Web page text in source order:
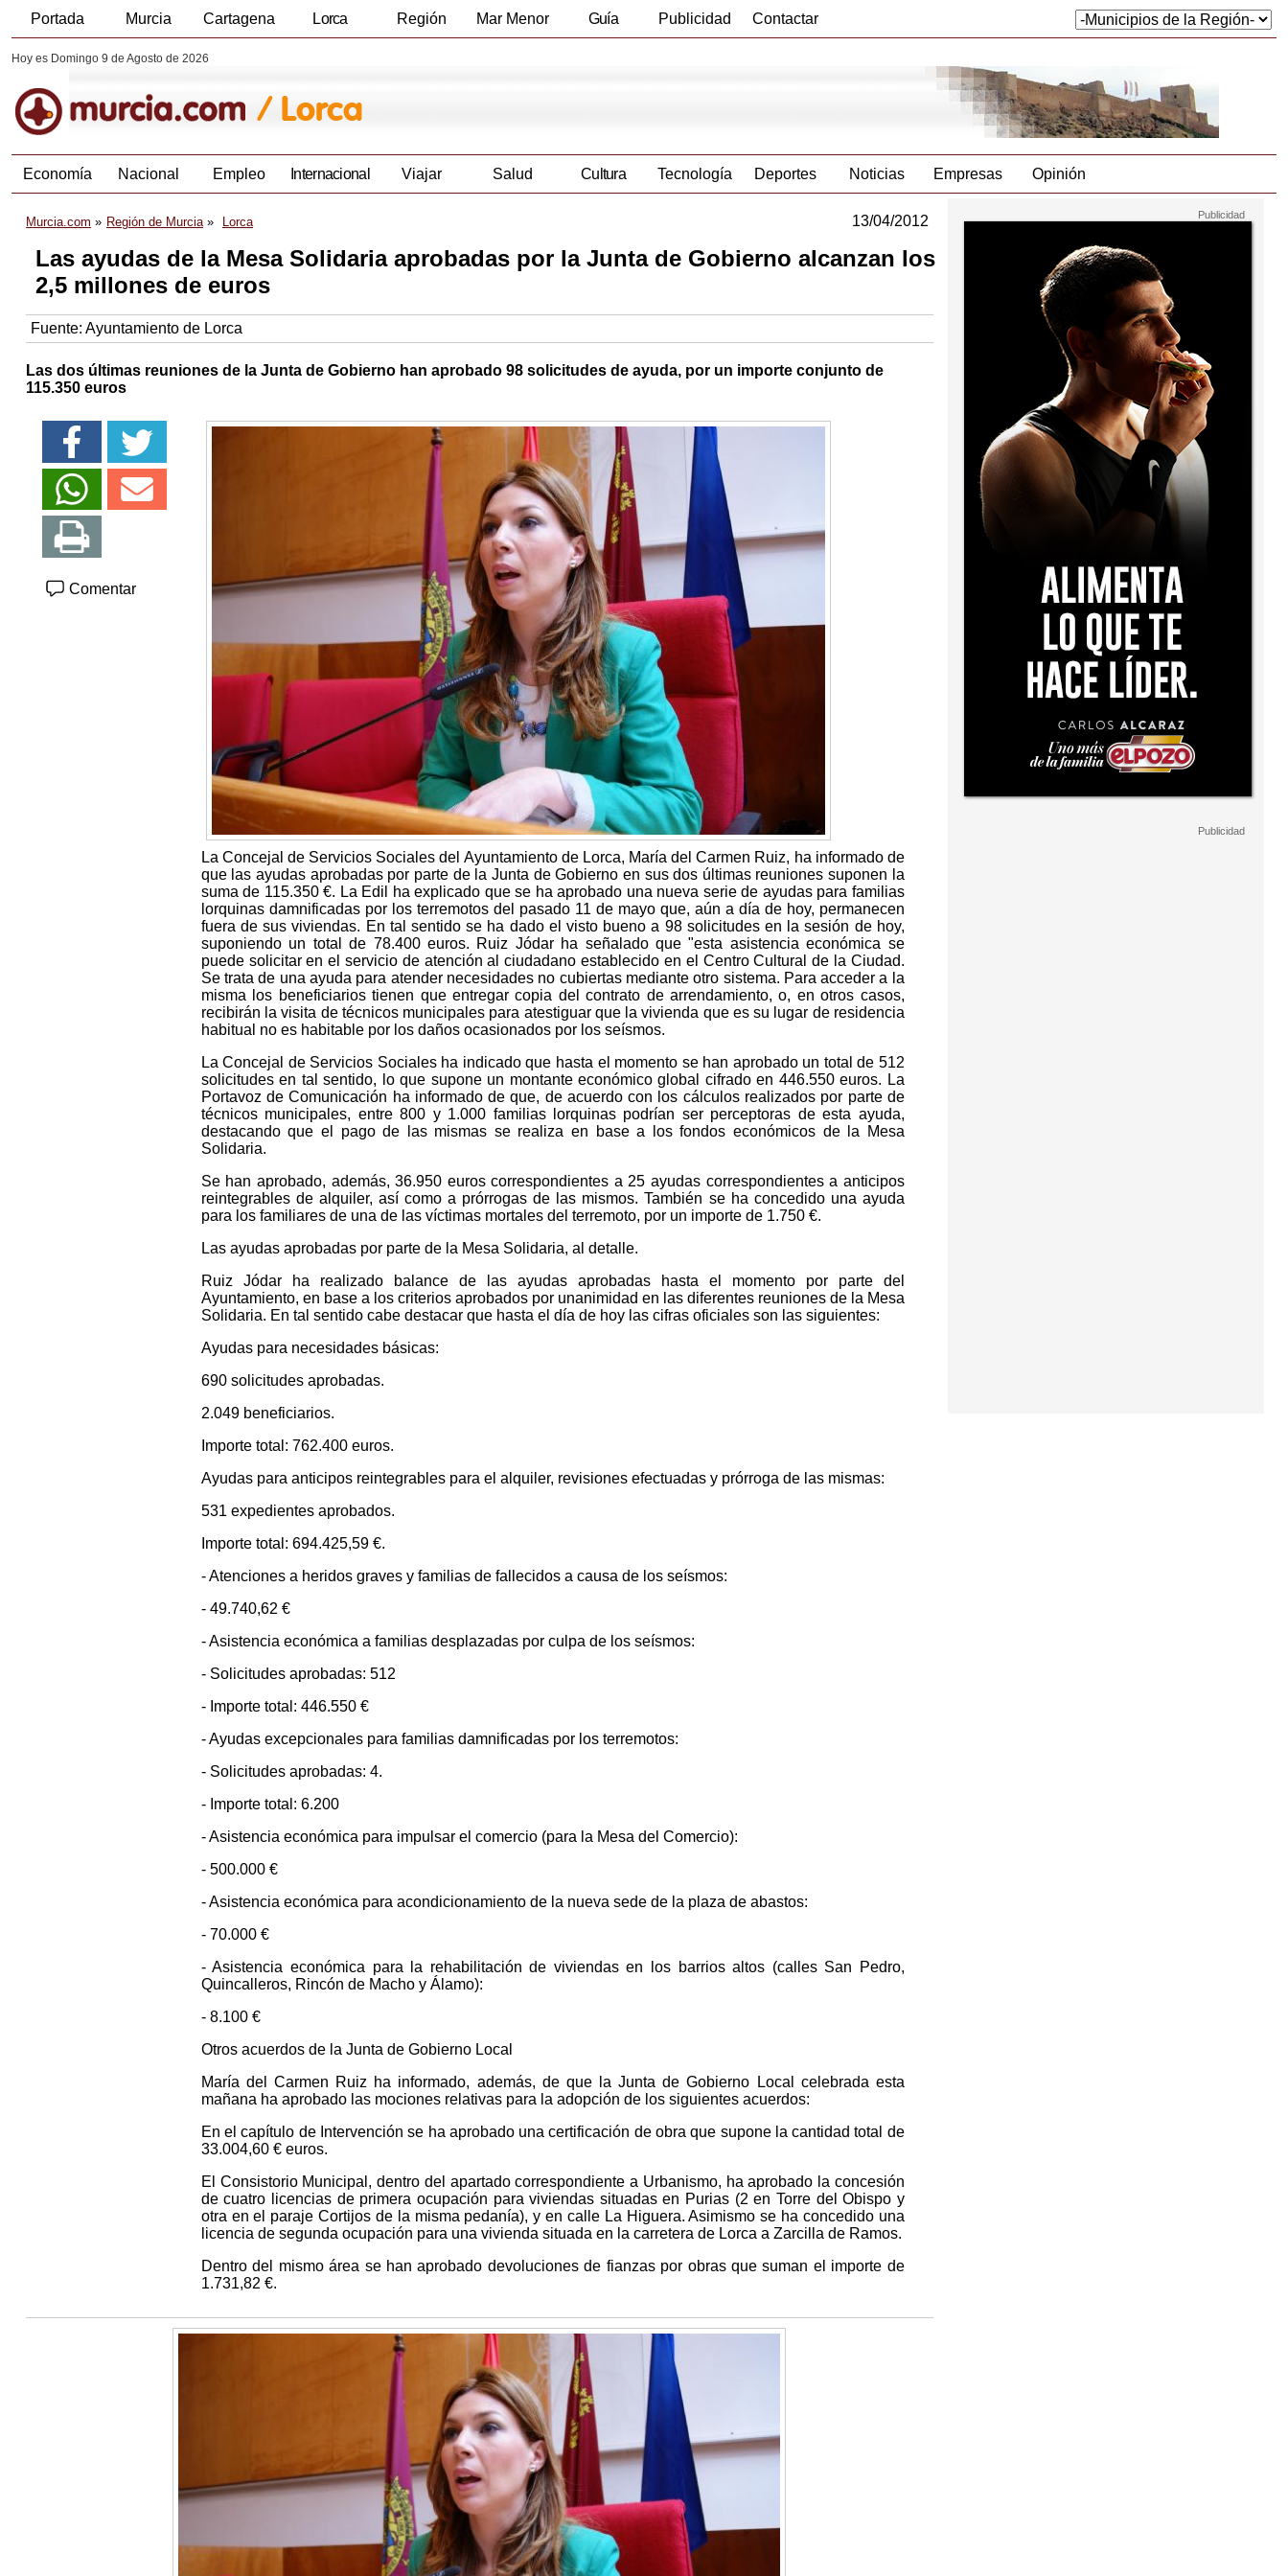
Portada Murcia Cartagena Lorca Región Mar Menor Guía Publicidad Contactar
Hoy es Domingo 9 de Agosto de 2026
Economía Nacional Empleo Internacional Viajar Salud Cultura Tecnología Deportes Noticias Empresas Opinión
Murcia.com Región de Murcia Lorca 13/04/2012
Las ayudas de la Mesa Solidaria aprobadas por la Junta de Gobierno alcanzan los
2,5 millones de euros
Fuente: Ayuntamiento de Lorca
Las dos últimas reuniones de la Junta de Gobierno han aprobado 98 solicitudes de ayuda, por un importe conjunto de
115.350 euros
Comentar
La Concejal de Servicios Sociales del Ayuntamiento de Lorca, María del Carmen Ruiz, ha informado de
que las ayudas aprobadas por parte de la Junta de Gobierno en sus dos últimas reuniones suponen la
suma de 115.350 €. La Edil ha explicado que se ha aprobado una nueva serie de ayudas para familias
lorquinas damnificadas por los terremotos del pasado 11 de mayo que, aún a día de hoy, permanecen
fuera de sus viviendas. En tal sentido se ha dado el visto bueno a 98 solicitudes en la sesión de hoy,
suponiendo un total de 78.400 euros. Ruiz Jódar ha señalado que "esta asistencia económica se
puede solicitar en el servicio de atención al ciudadano establecido en el Centro Cultural de la Ciudad.
Se trata de una ayuda para atender necesidades no cubiertas mediante otro sistema. Para acceder a la
misma los beneficiarios tienen que entregar copia del contrato de arrendamiento, o, en otros casos,
recibirán la visita de técnicos municipales para atestiguar que la vivienda que es su lugar de residencia
habitual no es habitable por los daños ocasionados por los seísmos.
La Concejal de Servicios Sociales ha indicado que hasta el momento se han aprobado un total de 512
solicitudes en tal sentido, lo que supone un montante económico global cifrado en 446.550 euros. La
Portavoz de Comunicación ha informado de que, de acuerdo con los cálculos realizados por parte de
técnicos municipales, entre 800 y 1.000 familias lorquinas podrían ser perceptoras de esta ayuda,
destacando que el pago de las mismas se realiza en base a los fondos económicos de la Mesa
Solidaria.
Se han aprobado, además, 36.950 euros correspondientes a 25 ayudas correspondientes a anticipos
reintegrables de alquiler, así como a prórrogas de las mismos. También se ha concedido una ayuda
para los familiares de una de las víctimas mortales del terremoto, por un importe de 1.750 €.
Las ayudas aprobadas por parte de la Mesa Solidaria, al detalle.
Ruiz Jódar ha realizado balance de las ayudas aprobadas hasta el momento por parte del
Ayuntamiento, en base a los criterios aprobados por unanimidad en las diferentes reuniones de la Mesa
Solidaria. En tal sentido cabe destacar que hasta el día de hoy las cifras oficiales son las siguientes:
Ayudas para necesidades básicas:
690 solicitudes aprobadas.
2.049 beneficiarios.
Importe total: 762.400 euros.
Ayudas para anticipos reintegrables para el alquiler, revisiones efectuadas y prórroga de las mismas:
531 expedientes aprobados.
Importe total: 694.425,59 €.
- Atenciones a heridos graves y familias de fallecidos a causa de los seísmos:
- 49.740,62 €
- Asistencia económica a familias desplazadas por culpa de los seísmos:
- Solicitudes aprobadas: 512
- Importe total: 446.550 €
- Ayudas excepcionales para familias damnificadas por los terremotos:
- Solicitudes aprobadas: 4.
- Importe total: 6.200
- Asistencia económica para impulsar el comercio (para la Mesa del Comercio):
- 500.000 €
- Asistencia económica para acondicionamiento de la nueva sede de la plaza de abastos:
- 70.000 €
- Asistencia económica para la rehabilitación de viviendas en los barrios altos (calles San Pedro,
Quincalleros, Rincón de Macho y Álamo):
- 8.100 €
Otros acuerdos de la Junta de Gobierno Local
María del Carmen Ruiz ha informado, además, de que la Junta de Gobierno Local celebrada esta
mañana ha aprobado las mociones relativas para la adopción de los siguientes acuerdos:
En el capítulo de Intervención se ha aprobado una certificación de obra que supone la cantidad total de
33.004,60 € euros.
El Consistorio Municipal, dentro del apartado correspondiente a Urbanismo, ha aprobado la concesión
de cuatro licencias de primera ocupación para viviendas situadas en Purias (2 en Torre del Obispo y
otra en el paraje Cortijos de la misma pedanía), y en calle La Higuera. Asimismo se ha concedido una
licencia de segunda ocupación para una vivienda situada en la carretera de Lorca a Zarcilla de Ramos.
Dentro del mismo área se han aprobado devoluciones de fianzas por obras que suman el importe de
1.731,82 €.